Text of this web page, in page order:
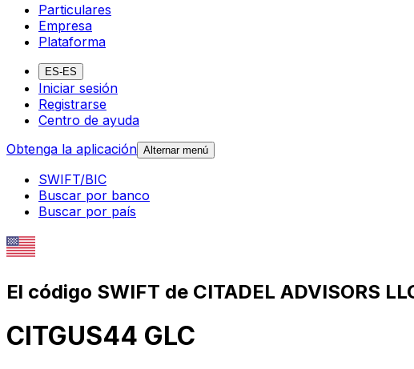
Particulares
Empresa
Plataforma
ES-ES
Iniciar sesión
Registrarse
Centro de ayuda
Obtenga la aplicación Alternar menú
SWIFT/BIC
Buscar por banco
Buscar por país
El código SWIFT de CITADEL ADVISORS
CITGUS44 GLC